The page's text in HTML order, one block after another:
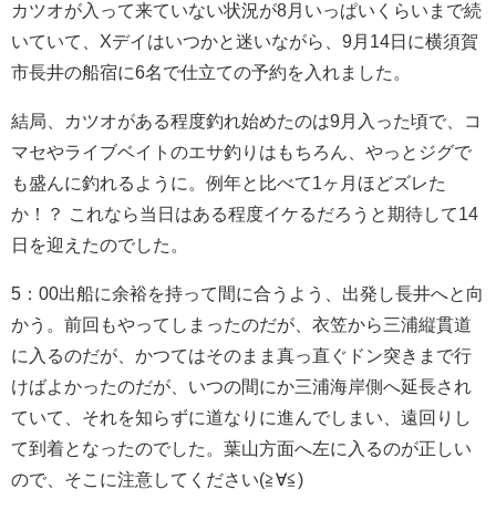
カツオが入って来ていない状況が8月いっぱいくらいまで続
いていて、Xデイはいつかと迷いながら、9月14日に横須賀
市長井の船宿に6名で仕立ての予約を入れました。
結局、カツオがある程度釣れ始めたのは9月入った頃で、コ
マセやライブベイトのエサ釣りはもちろん、やっとジグで
も盛んに釣れるように。例年と比べて1ヶ月ほどズレた
か！？ これなら当日はある程度イケるだろうと期待して14
日を迎えたのでした。
5：00出船に余裕を持って間に合うよう、出発し長井へと向
かう。前回もやってしまったのだが、衣笠から三浦縦貫道
に入るのだが、かつてはそのまま真っ直ぐドン突きまで行
けばよかったのだが、いつの間にか三浦海岸側へ延長され
ていて、それを知らずに道なりに進んでしまい、遠回りし
て到着となったのでした。葉山方面へ左に入るのが正しい
ので、そこに注意してください(≧∀≦)